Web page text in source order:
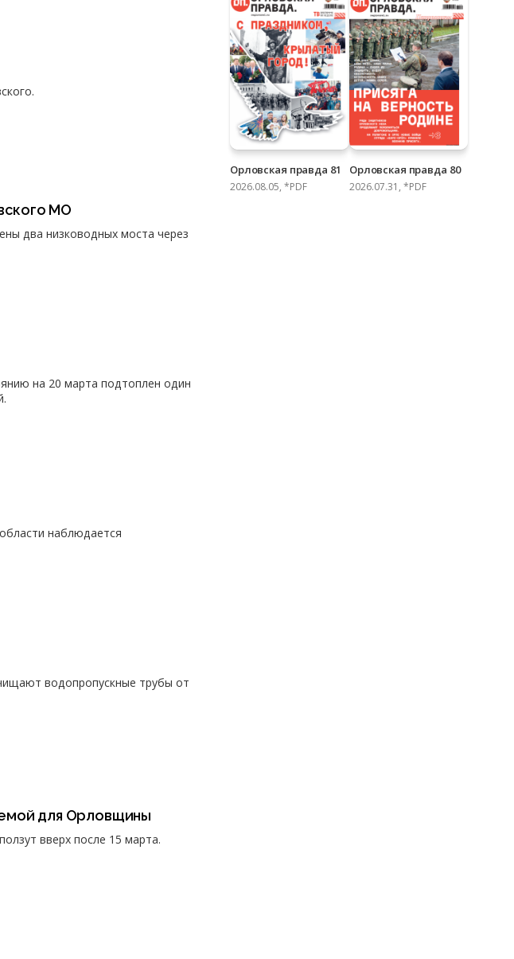
МО
два низководных моста через
на 20 марта подтоплен один
наблюдается
водопропускные трубы от
для Орловщины
вверх после 15 марта.
Орловская правда 81
2026.08.05, *PDF
Орловская правда 80
2026.07.31, *PDF